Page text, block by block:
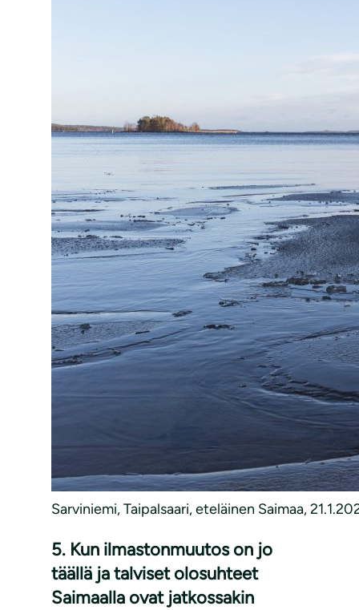
Sarviniemi, Taipalsaari, eteläinen Saimaa,
5. Kun ilmastonmuutos on jo
täällä ja talviset olosuhteet
Saimaalla ovat jatkossakin